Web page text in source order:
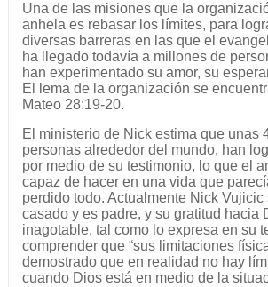
Una de las misiones que la
anhela es rebasar los límites, para
diversas barreras en las que el
ha llegado todavía a millones de
han experimentado su amor, su
El lema de la organización se
Mateo 28:19-20.
El ministerio de Nick estima que unas
personas alrededor del mundo, han
por medio de su testimonio, lo que el
capaz de hacer en una vida que
perdido todo. Actualmente Nick Vujicic
casado y es padre, y su gratitud hacia
inagotable, tal como lo expresa en su
comprender que “sus limitaciones
demostrado que en realidad no hay
cuando Dios está en medio de la